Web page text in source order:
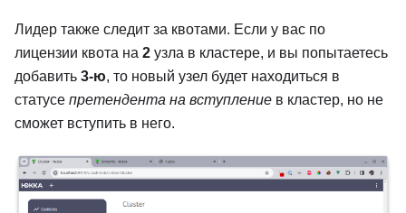
Лидер также следит за квотами. Если у вас по
лицензии квота на 2 узла в кластере, и вы попытаетесь
добавить 3-ю, то новый узел будет находиться в
статусе претендента на вступление в кластер, но не
сможет вступить в него.